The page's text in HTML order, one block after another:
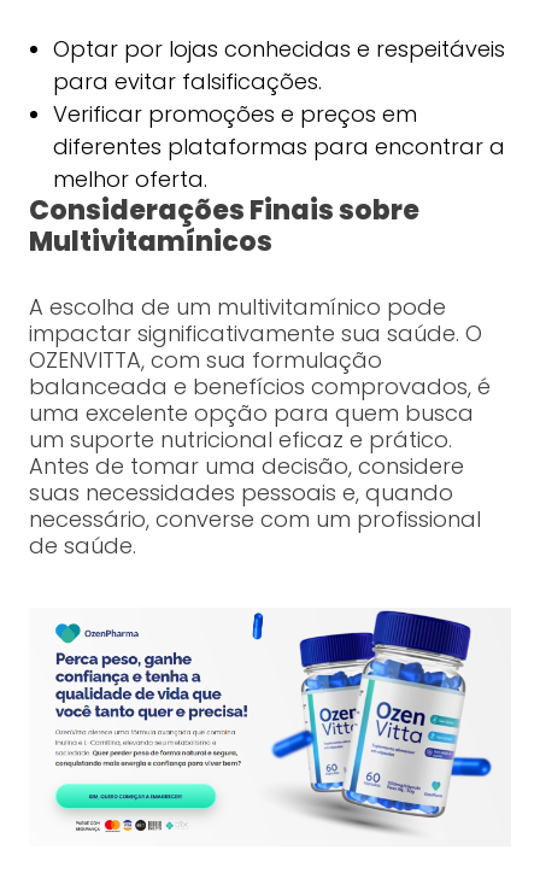
Optar por lojas conhecidas e respeitáveis
para evitar falsificações.
Verificar promoções e preços em
diferentes plataformas para encontrar a
melhor oferta.
Considerações Finais sobre
Multivitamínicos
A escolha de um multivitamínico pode
impactar significativamente sua saúde. O
OZENVITTA, com sua formulação
balanceada e benefícios comprovados, é
uma excelente opção para quem busca
um suporte nutricional eficaz e prático.
Antes de tomar uma decisão, considere
suas necessidades pessoais e, quando
necessário, converse com um profissional
de saúde.